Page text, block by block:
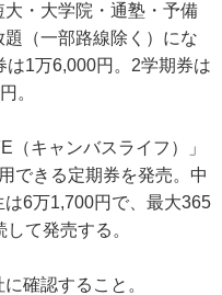
・大学院・通塾・予備
（一部路線除く）にな
は1万6,000円。2学期券は
。
キャンバスライフ）」
できる定期券を発売。中
6万1,700円で、最大365
て発売する。
確認すること。